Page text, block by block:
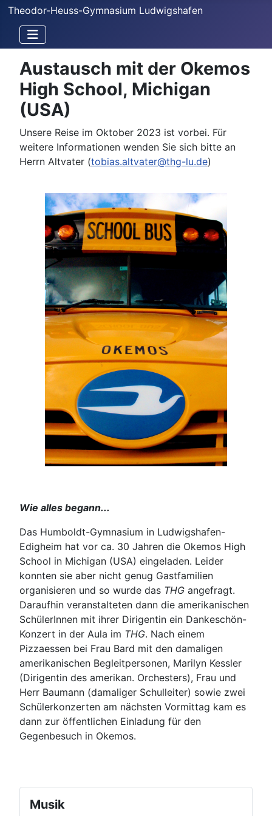
Theodor-Heuss-Gymnasium Ludwigshafen
Austausch mit der Okemos
High School, Michigan
(USA)
Unsere Reise im Oktober 2023 ist vorbei. Für
weitere Informationen wenden Sie sich bitte an
Herrn Altvater (tobias.altvater@thg-lu.de)
Wie alles begann...
Das Humboldt-Gymnasium in Ludwigshafen-
Edigheim hat vor ca. 30 Jahren die Okemos High
School in Michigan (USA) eingeladen. Leider
konnten sie aber nicht genug Gastfamilien
organisieren und so wurde das THG angefragt.
Daraufhin veranstalteten dann die amerikanischen
SchülerInnen mit ihrer Dirigentin ein Dankeschön-
Konzert in der Aula im THG. Nach einem
Pizzaessen bei Frau Bard mit den damaligen
amerikanischen Begleitpersonen, Marilyn Kessler
(Dirigentin des amerikan. Orchesters), Frau und
Herr Baumann (damaliger Schulleiter) sowie zwei
Schülerkonzerten am nächsten Vormittag kam es
dann zur öffentlichen Einladung für den
Gegenbesuch in Okemos.
Musik